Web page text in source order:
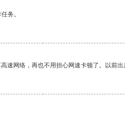
务。
网络，再也不用担心网速卡顿了。以前